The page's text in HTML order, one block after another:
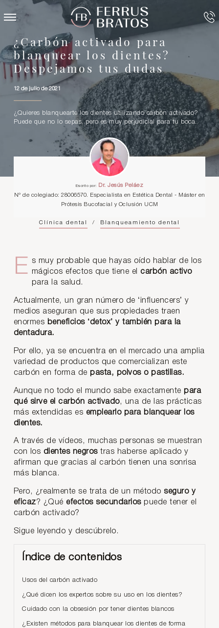
¿Carbón activado para
blanquear los dientes?
Despejamos tus dudas
12 de julio de 2021
¿Quieres blanquearte los dientes utilizando carbón activado?
Puede que no lo sepas, pero es muy perjudicial para tu boca.
Escrito por:
Dr. Jesús Peláez
Nº de colegiado: 28006570. Especialista en Estética Dental - Máster en
Prótesis Bucofacial y Oclusión UCM
Clínica dental / Blanqueamiento dental
Es muy probable que hayas oído hablar de los mágicos efectos que tiene el carbón activo
para la salud.
Actualmente, un gran número de ‘influencers’ y
medios aseguran que sus propiedades traen
enormes beneficios ‘detox’ y también para la
dentadura.
Por ello, ya se encuentra en el mercado una amplia
variedad de productos que comercializan este
carbón en forma de pasta, polvos o pastillas.
Aunque no todo el mundo sabe exactamente para
qué sirve el carbón activado, una de las prácticas
más extendidas es emplearlo para blanquear los
dientes.
A través de vídeos, muchas personas se muestran
con los dientes negrostras haberse aplicado y
afirman que gracias al carbón tienen una sonrisa
más blanca.
Pero, ¿realmente se trata de un método seguro y
eficaz? ¿Qué efectos secundariospuede tener el
carbón activado?
Sigue leyendo y descúbrelo.
Índice de contenidos
Usos del carbón activado
¿Qué dicen los expertos sobre su uso en los dientes?
Cuidado con la obsesión por tener dientes blancos
¿Existen métodos para blanquear los dientes de forma